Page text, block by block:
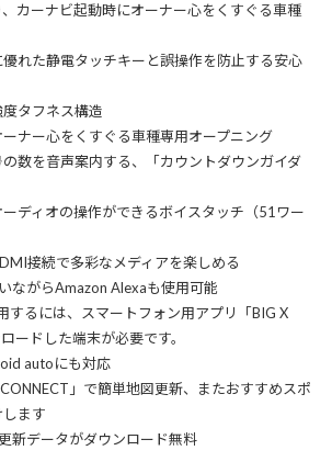
カーナビ起動時にオーナー心をくすぐる車種
れた静電タッチキーと誤操作を防止する安心
タフネス構造
ナー心をくすぐる車種専用オープニング
数を音声案内する、「カウントダウンガイダ
ディオの操作ができるボイスタッチ（51ワー
接続で多彩なメディアを楽しめる
ながらAmazon Alexaも使用可能
するには、スマートフォン用アプリ「BIG X
ードした端末が必要です。
autoにも対応
」で簡単地図更新、またおすすめスポ
ます
新データがダウンロード無料